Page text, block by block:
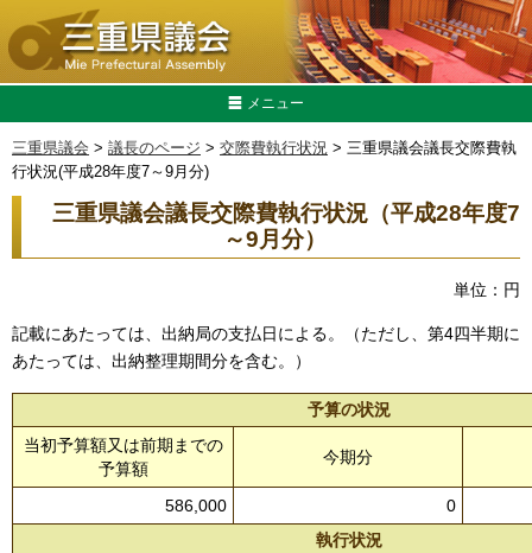
メニュー
三重県議会 > 議長のページ > 交際費執行状況 > 三重県議会議長交際費執
行状況(平成28年度7～9月分)
三重県議会議長交際費執行状況（平成28年度7
～9月分）
単位：円
記載にあたっては、出納局の支払日による。（ただし、第4四半期に
あたっては、出納整理期間分を含む。）
予算の状況
当初予算額又は前期までの
予算額
今期分
586,000
0
執行状況